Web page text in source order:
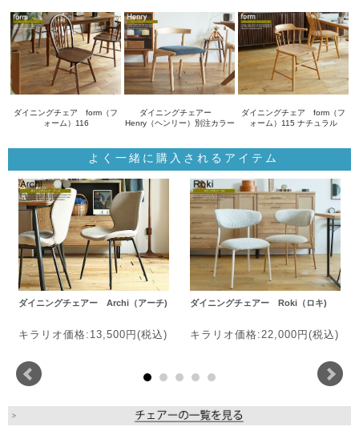
ダイニングチェア form（フ
ォーム）116
ダイニングチェアー
Henry（ヘンリー）別注カラー
ダイニングチェア form（フ
ォーム）115 ナチュラル
よく一緒に購入されるアイテム
ダイニングチェアー Archi（アーチ)
キラリオ価格:13,500円(税込)
ダイニングチェアー Roki（ロキ)
キラリオ価格:22,000円(税込)